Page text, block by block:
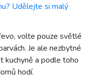
Udělejte si malý
volte pouze světlé
Je ale nezbytné
kuchyně a podle toho
hodí.